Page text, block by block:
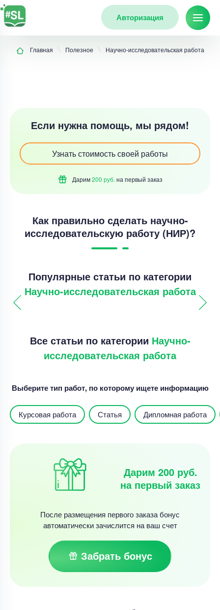
Авторизация
Главная Полезное Научно-исследовательская работа
Если нужна помощь, мы рядом!
Узнать стоимость своей работы
Дарим200 руб. на первый заказ
Как правильно сделать научно-
исследовательскую работу (НИР)?
Популярные статьи по категории
Научно-исследовательская работа
Все статьи по категории Научно-
исследовательская работа
Выберите тип работ, по которому ищете информацию
Курсовая работа Статья Дипломная работа
Дарим 200 руб.
на первый заказ
После размещения первого заказа бонус
автоматически зачислится на ваш счет
Забрать бонус